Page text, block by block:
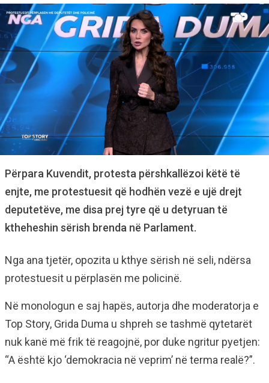
Përpara Kuvendit, protesta përshkallëzoi këtë të
enjte, me protestuesit që hodhën vezë e ujë drejt
deputetëve, me disa prej tyre që u detyruan të
ktheheshin sërish brenda në Parlament.
Nga ana tjetër, opozita u kthye sërish në seli, ndërsa
protestuesit u përplasën me policinë.
Në monologun e saj hapës, autorja dhe moderatorja e
Top Story, Grida Duma u shpreh se tashmë qytetarët
nuk kanë më frik të reagojnë, por duke ngritur pyetjen:
“A është kjo ‘demokracia në veprim’ në terma realë?”.